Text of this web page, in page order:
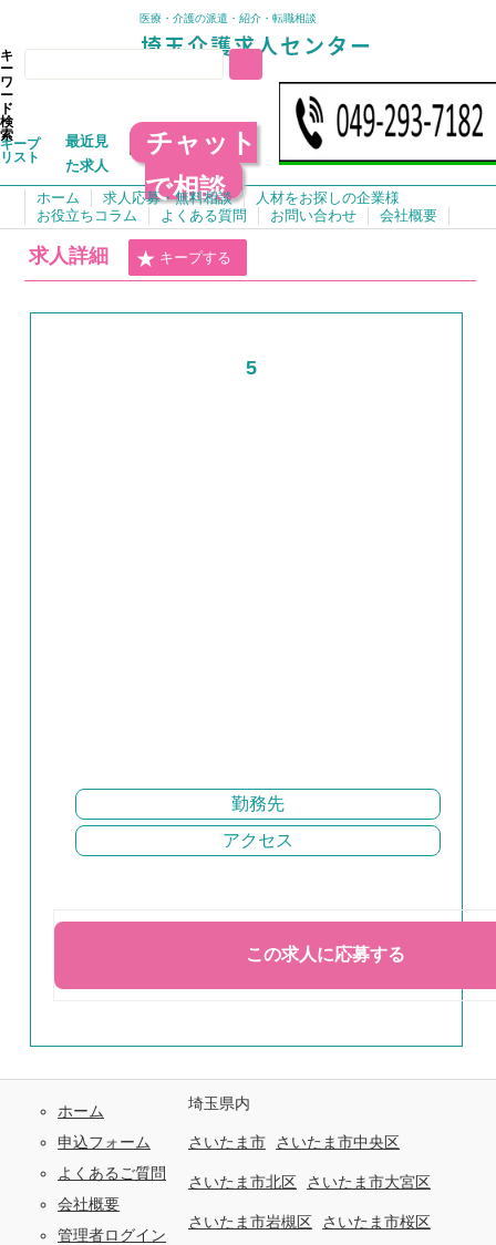
医療・介護の派遣・紹介・転職相談
キ
ー
ワ
ー
ド
検
索
キープ
リスト
最近見
た求人
チャット
で相談
ホーム 求人応募・無料相談
人材をお探しの企業様
お役立ちコラム
よくある質問 お問い合わせ 会社概要
求人詳細 キープする
5
勤務先
アクセス
ホーム
申込フォーム
よくあるご質問
会社概要
管理者ログイン
埼玉県内
さいたま市 さいたま市中央区
さいたま市北区 さいたま市大宮区
さいたま市岩槻区 さいたま市桜区